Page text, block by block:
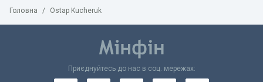
Головна / Ostap Kucheruk
Приєднуйтесь до нас в соц. мережах: